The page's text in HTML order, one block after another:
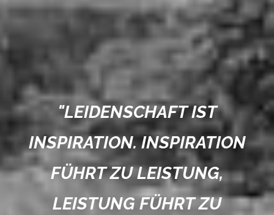
"LEIDENSCHAFT IST
INSPIRATION. INSPIRATION
FÜHRT ZU LEISTUNG,
LEISTUNG FÜHRT ZU